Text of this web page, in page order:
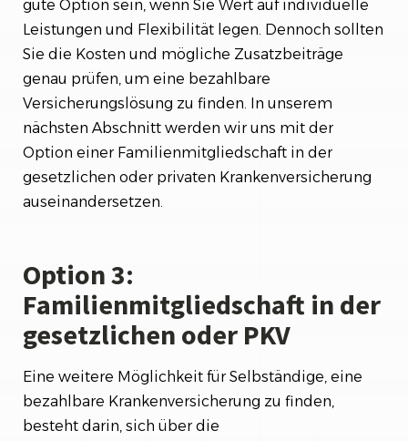
gute Option sein, wenn Sie Wert auf individuelle
Leistungen und Flexibilität legen. Dennoch sollten
Sie die Kosten und mögliche Zusatzbeiträge
genau prüfen, um eine bezahlbare
Versicherungslösung zu finden. In unserem
nächsten Abschnitt werden wir uns mit der
Option einer Familienmitgliedschaft in der
gesetzlichen oder privaten Krankenversicherung
auseinandersetzen.
Option 3:
Familienmitgliedschaft in der
gesetzlichen oder PKV
Eine weitere Möglichkeit für Selbständige, eine
bezahlbare Krankenversicherung zu finden,
besteht darin, sich über die